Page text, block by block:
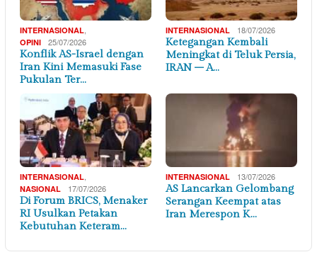
INTERNASIONAL,
OPINI 25/07/2026
Konflik AS-Israel dengan
Iran Kini Memasuki Fase
Pukulan Ter…
INTERNASIONAL 18/07/2026
Ketegangan Kembali
Meningkat di Teluk Persia,
IRAN – A…
INTERNASIONAL,
NASIONAL 17/07/2026
Di Forum BRICS, Menaker
RI Usulkan Petakan
Kebutuhan Keteram…
INTERNASIONAL 13/07/2026
AS Lancarkan Gelombang
Serangan Keempat atas
Iran Merespon K…